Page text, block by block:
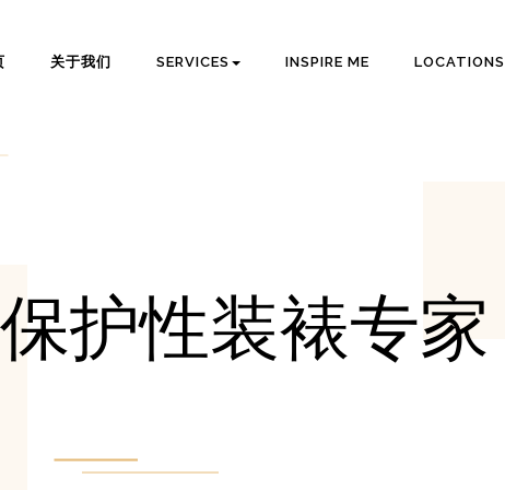
关于我们 SERVICES INSPIRE ME LOCATIONS
保护性装裱专家